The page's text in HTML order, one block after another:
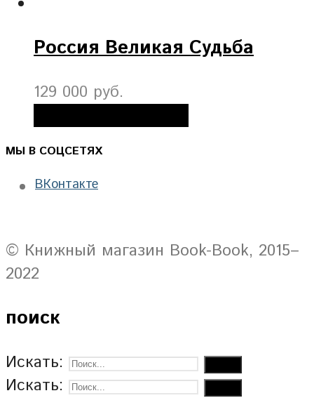
Россия Великая Судьба
129 000 руб.
МЫ В СОЦСЕТЯХ
ВКонтакте
© Книжный магазин Book-Book, 2015–
2022
поиск
Искать:
Искать: